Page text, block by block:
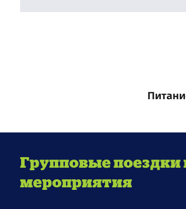
Групповые поездки
мероприятия